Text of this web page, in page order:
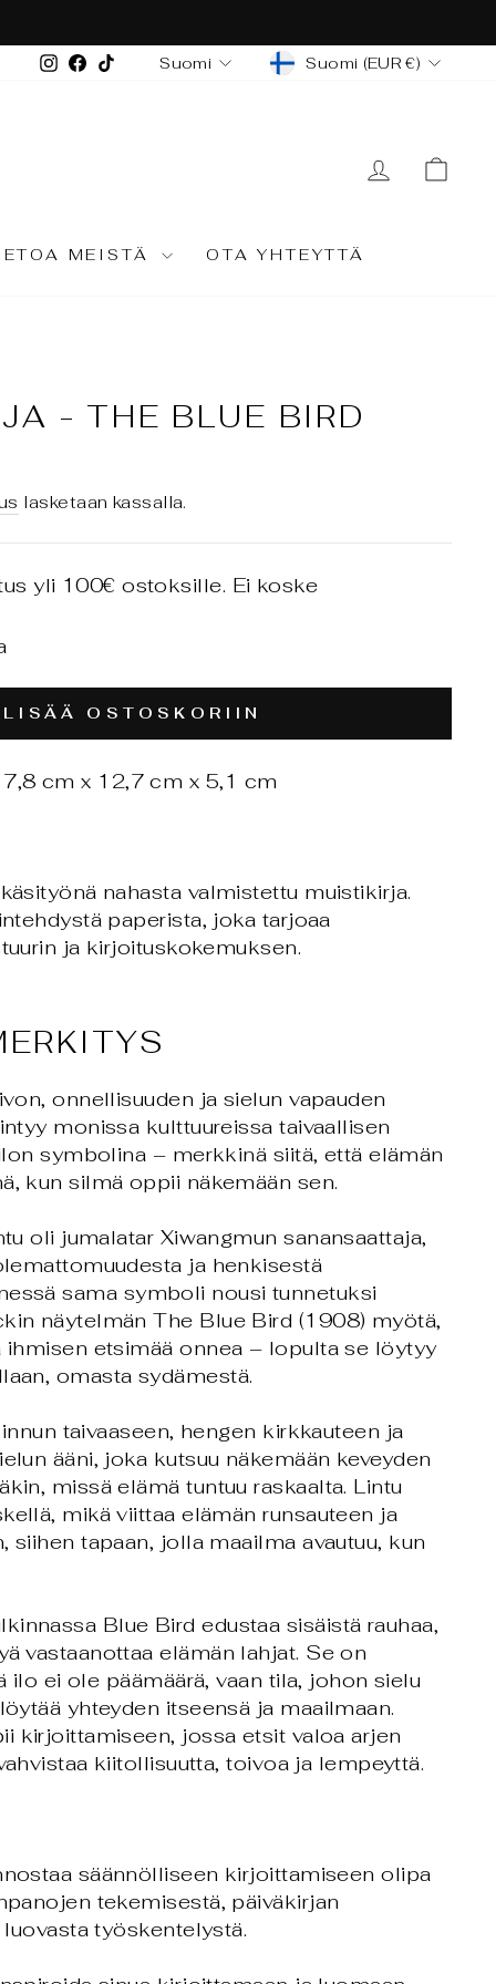
Varaa aikasi!
Instagram
Facebook
TikTokKIELI
Suomi VALUUTTA
Suomi (EUR €)
MEISTÄ OTA YHTEYTTÄ
- THE BLUE BIRD
lasketaan kassalla.
yli 100€ ostoksille. Ei koske
LISÄÄ OSTOSKORIIN
cm x 12,7 cm x 5,1 cm
nahasta valmistettu muistikirja.
paperista, joka tarjoaa
ja kirjoituskokemuksen.
onnellisuuden ja sielun vapauden
monissa kulttuureissa taivaallisen
symbolina – merkkinä siitä, että elämän
kun silmä oppii näkemään sen.
oli jumalatar Xiwangmun sanansaattaja,
ja henkisestä
sama symboli nousi tunnetuksi
näytelmänThe Blue Bird (1908) myötä,
ihmisen etsimää onnea – lopulta se löytyy
omasta sydämestä.
taivaaseen, hengen kirkkauteen ja
ääni, joka kutsuu näkemään keveyden
missä elämä tuntuu raskaalta. Lintu
mikä viittaa elämän runsauteen ja
siihen tapaan, jolla maailma avautuu, kun
Blue Bird edustaa sisäistä rauhaa,
vastaanottaa elämän lahjat. Se on
ilo ei ole päämäärä, vaan tila, johon sielu
yhteyden itseensä ja maailmaan.
kirjoittamiseen, jossa etsit valoa arjen
kiitollisuutta, toivoa ja lempeyttä.
säännölliseen kirjoittamiseen olipa
tekemisestä, päiväkirjan
työskentelystä.